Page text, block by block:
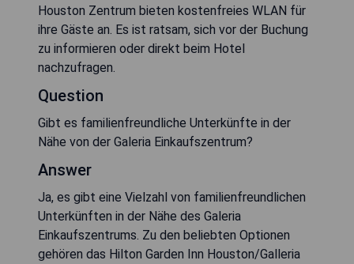
Houston Zentrum bieten kostenfreies WLAN für
ihre Gäste an. Es ist ratsam, sich vor der Buchung
zu informieren oder direkt beim Hotel
nachzufragen.
Question
Gibt es familienfreundliche Unterkünfte in der
Nähe von der Galeria Einkaufszentrum?
Answer
Ja, es gibt eine Vielzahl von familienfreundlichen
Unterkünften in der Nähe des Galeria
Einkaufszentrums. Zu den beliebten Optionen
gehören das Hilton Garden Inn Houston/Galleria